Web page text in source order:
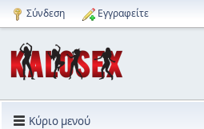
Σύνδεση Εγγραφείτε
Κύριο μενού